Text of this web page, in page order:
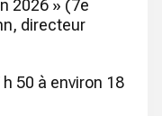
2026 » (7e
directeur
50 à environ 18